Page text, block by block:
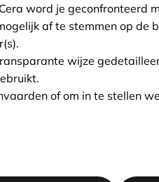
vrijwilligers bij projecten.
word je geconfronteerd
af te stemmen op de
wijze
of om in te stellen